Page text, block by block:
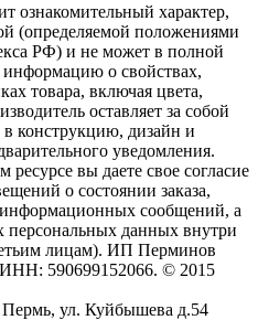
ознакомительный характер,
(определяемой положениями
РФ) и не может в полной
информацию о свойствах,
товара, включая цвета,
оставляет за собой
конструкцию, дизайн и
уведомления.
ресурсе вы даете свое согласие
о состоянии заказа,
сообщений, а
персональных данных внутри
лицам). ИП Перминов
590699152066. © 2015
Пермь, ул. Куйбышева д.54